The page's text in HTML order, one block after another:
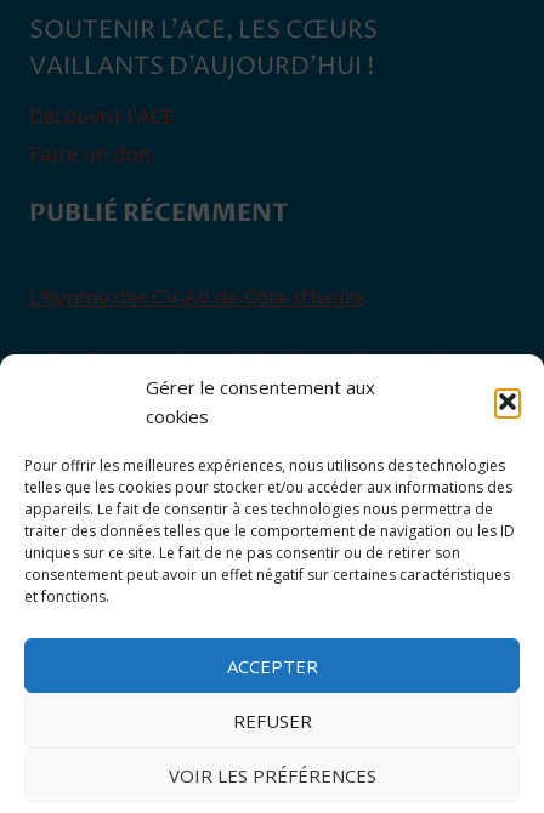
Gérer le consentement aux
cookies
Pour offrir les meilleures expériences, nous utilisons des technologies
telles que les cookies pour stocker et/ou accéder aux informations des
appareils. Le fait de consentir à ces technologies nous permettra de
traiter des données telles que le comportement de navigation ou les ID
uniques sur ce site. Le fait de ne pas consentir ou de retirer son
consentement peut avoir un effet négatif sur certaines caractéristiques
et fonctions.
ACCEPTER
REFUSER
VOIR LES PRÉFÉRENCES
SOUTENIR L’ACE, LES CŒURS
VAILLANTS D’AUJOURD’HUI !
Découvrir l’ACE
Faire un don
PUBLIÉ RÉCEMMENT
L’hymne des CV-AV de Côte-d’Ivoire
« Que feras-tu de ta vie ? » Une prière pour les
Enseignement sur l’Eucharistie, signe d’unité
Gilles (Saint-Maixent, 1954)
Les « brevets de spécialité » des CVAV pour
développer les personnalités